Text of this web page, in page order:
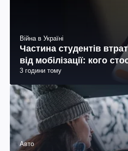
Війна в Україні
Частина студентів
від мобілізації: кого
3 години тому
Авто